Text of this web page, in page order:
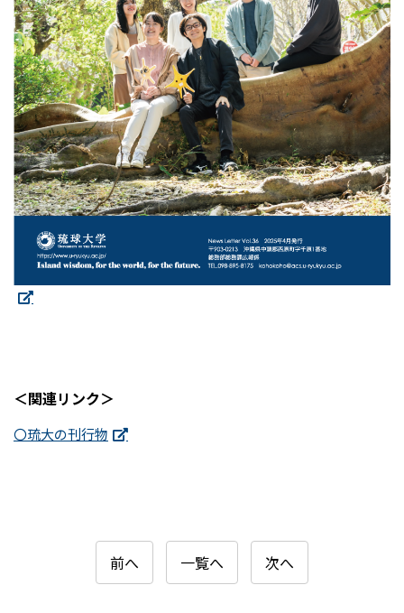
＜関連リンク＞
〇琉大の刊行物
前へ 一覧へ 次へ